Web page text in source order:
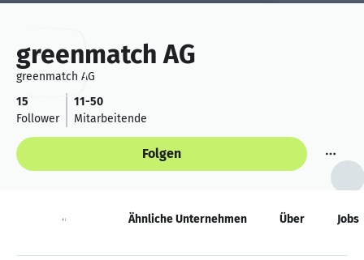
greenmatch AG
greenmatch AG
15
Follower
11-50
Mitarbeitende
Folgen
Neuigkeiten Ähnliche Unternehmen Über Jobs